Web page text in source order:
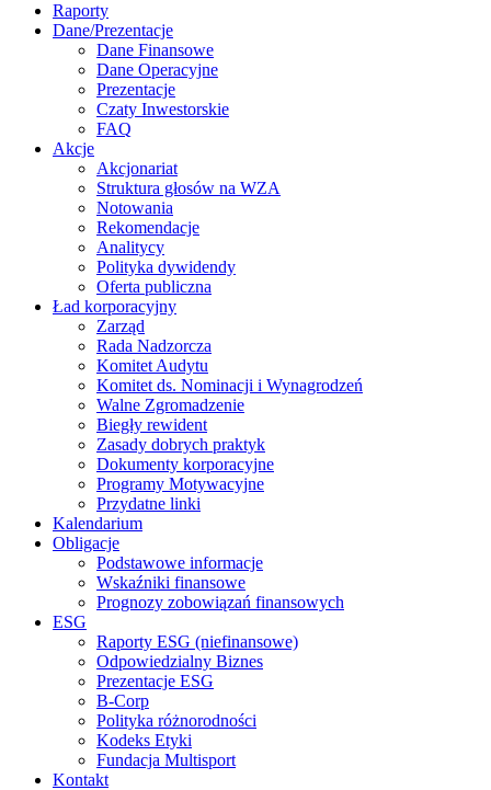
Raporty
Dane/Prezentacje
Dane Finansowe
Dane Operacyjne
Prezentacje
Czaty Inwestorskie
FAQ
Akcje
Akcjonariat
Struktura głosów na WZA
Notowania
Rekomendacje
Analitycy
Polityka dywidendy
Oferta publiczna
Ład korporacyjny
Zarząd
Rada Nadzorcza
Komitet Audytu
Komitet ds. Nominacji i Wynagrodzeń
Walne Zgromadzenie
Biegły rewident
Zasady dobrych praktyk
Dokumenty korporacyjne
Programy Motywacyjne
Przydatne linki
Kalendarium
Obligacje
Podstawowe informacje
Wskaźniki finansowe
Prognozy zobowiązań finansowych
ESG
Raporty ESG (niefinansowe)
Odpowiedzialny Biznes
Prezentacje ESG
B-Corp
Polityka różnorodności
Kodeks Etyki
Fundacja Multisport
Kontakt